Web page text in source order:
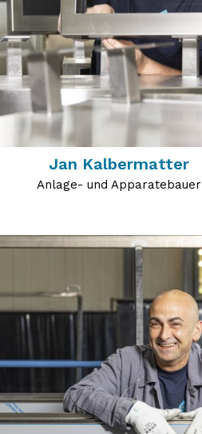
Jan Kalbermatter
Anlage- und Apparatebauer